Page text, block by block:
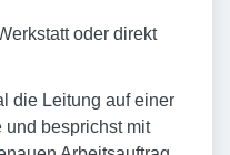
oder direkt
die Leitung auf einer
besprichst mit